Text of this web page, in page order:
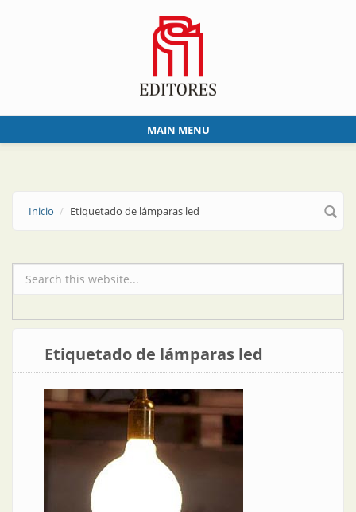
MAIN MENU
Inicio Etiquetado de lámparas led
Formulario de búsqueda
Etiquetado de lámparas led